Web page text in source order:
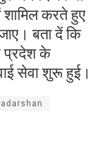
शामिल करते हुए
बता दें कि
प्रदेश के
सेवा शुरू हुई।